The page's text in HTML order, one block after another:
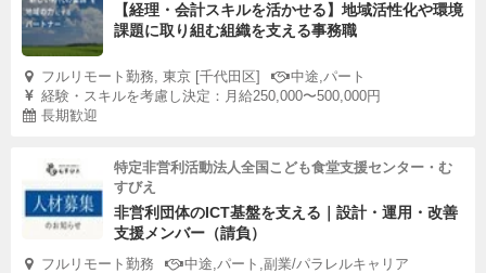
【経理・会計スキルを活かせる】地域活性化や環境
課題に取り組む組織を支える事務職
フルリモート勤務, 東京 [千代田区]
中途,パート
経験・スキルを考慮し決定：月給250,000〜500,000円
長期歓迎
特定非営利活動法人全国こども食堂支援センター・む
すびえ
非営利団体のICT基盤を支える｜設計・運用・改善
支援メンバー（請負）
フルリモート勤務
中途,パート,副業/パラレルキャリア